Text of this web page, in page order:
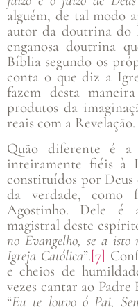
alguém, de tal modo
autor da doutrina do
enganosa doutrina
Bíblia segundo os
conta o que diz a
fazem desta
produtos da
reais com a Revelação.
Quão diferente é a
inteiramente fiéis à
constituídos por Deus
da verdade, como
Agostinho. Dele é
magistral deste
no Evangelho, se a isto
Igreja Católica”.[7]
e cheios de
vezes cantar ao
“Eu te louvo ó Pai,